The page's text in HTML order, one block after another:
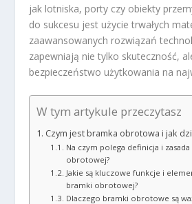
jak lotniska, porty czy obiekty
do sukcesu jest użycie trwałych
zaawansowanych rozwiązań
zapewniają nie tylko skuteczność,
bezpieczeństwo użytkowania na
W tym artykule przeczytasz
Czym jest bramka obrotowa i jak
Na czym polega definicja i zasada
obrotowej?
Jakie są kluczowe funkcje i
bramki obrotowej?
Dlaczego bramki obrotowe są